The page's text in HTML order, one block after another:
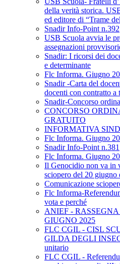
della verità storica.
ed editore di “Trame
Snadir Info-Point n.392
USB Scuola avvia le
assegnazioni
Snadir: I ricorsi dei
e determinante
Flc Informa. Giugno
Snadir -Carta del
docenti con contratto a
Snadir-Concorso
CONCORSO
GRATUITO
INFORMATIVA
Flc Informa. Giugno
Snadir Info-Point n.381
Flc Informa. Giugno
Il Genocidio non va in
sciopero del 20 giugno
Comunicazione
Flc Informa-
vota e perché
ANIEF -
GIUGNO 2025
FLC CGIL - CISL
GILDA DEGLI
unitario
FLC CGIL -